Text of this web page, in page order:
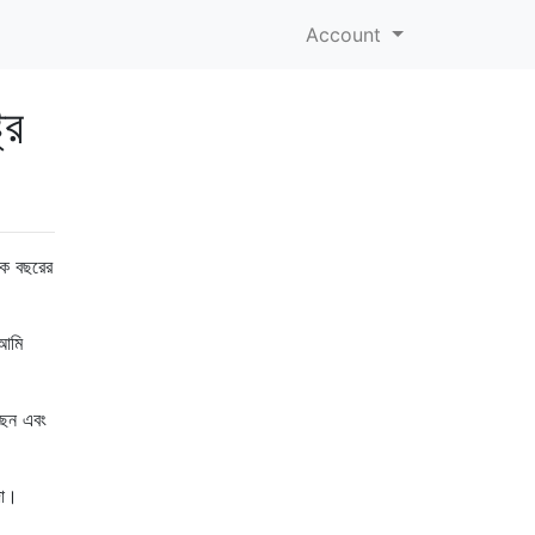
Account
বছরের
এবং